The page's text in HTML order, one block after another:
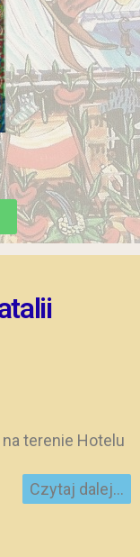
terenie Hotelu
Czytaj dalej...